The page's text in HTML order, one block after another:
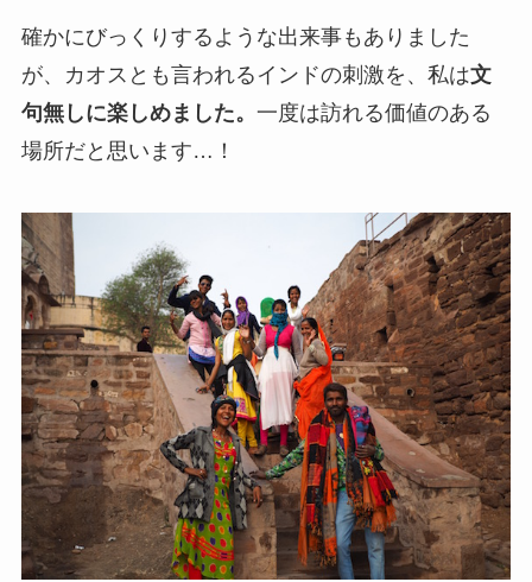
確かにびっくりするような出来事もありました
が、カオスとも言われるインドの刺激を、私は文
句無しに楽しめました。 一度は訪れる価値のある
場所だと思います…！